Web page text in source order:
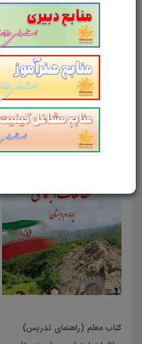
امتیاز شما به محصول
ارسال دیدگاه
محصولات مرتبط
راهنمای معلّم هدیه های آسمان